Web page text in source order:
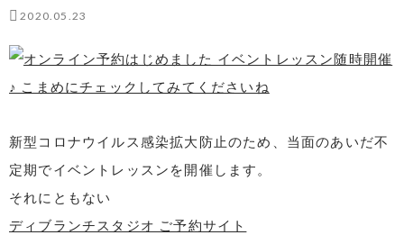
ッ
プ
2020.05.23
新型コロナウイルス感染拡大防止のため、当面のあいだ不
定期でイベントレッスンを開催します。
それにともない
ディブランチスタジオ ご予約サイト